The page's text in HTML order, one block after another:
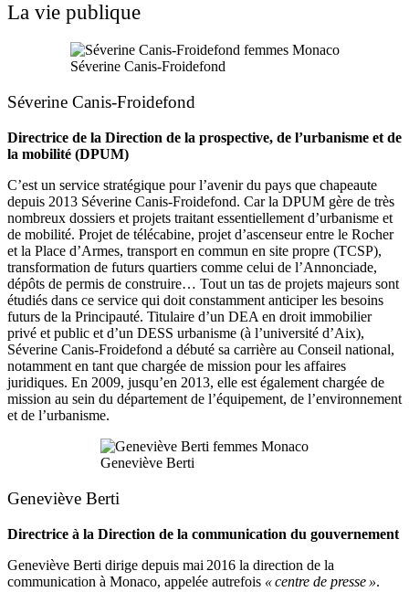
La vie publique
Séverine Canis-Froidefond
Séverine Canis-Froidefond
Directrice de la Direction de la prospective, de l’urbanisme et de
la mobilité (DPUM)
C’est un service stratégique pour l’avenir du pays que chapeaute
depuis 2013 Séverine Canis-Froidefond. Car la DPUM gère de très
nombreux dossiers et projets traitant essentiellement d’urbanisme et
de mobilité. Projet de télécabine, projet d’ascenseur entre le Rocher
et la Place d’Armes, transport en commun en site propre (TCSP),
transformation de futurs quartiers comme celui de l’Annonciade,
dépôts de permis de construire… Tout un tas de projets majeurs sont
étudiés dans ce service qui doit constamment anticiper les besoins
futurs de la Principauté. Titulaire d’un DEA en droit immobilier
privé et public et d’un DESS urbanisme (à l’université d’Aix),
Séverine Canis-Froidefond a débuté sa carrière au Conseil national,
notamment en tant que chargée de mission pour les affaires
juridiques. En 2009, jusqu’en 2013, elle est également chargée de
mission au sein du département de l’équipement, de l’environnement
et de l’urbanisme.
Geneviève Berti
Geneviève Berti
Directrice à la Direction de la communication du gouvernement
Geneviève Berti dirige depuis mai 2016 la direction de la
communication à Monaco, appelée autrefois « centre de presse ».